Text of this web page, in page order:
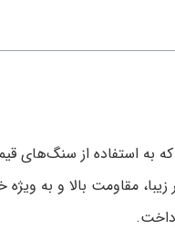
که به استفاده از
مقاومت بالا و به